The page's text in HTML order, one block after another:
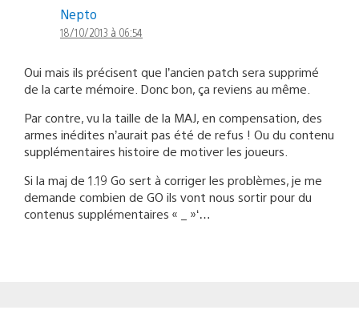
Nepto
18/10/2013 à 06:54
Oui mais ils précisent que l’ancien patch sera supprimé
de la carte mémoire. Donc bon, ça reviens au même.
Par contre, vu la taille de la MAJ, en compensation, des
armes inédites n’aurait pas été de refus ! Ou du contenu
supplémentaires histoire de motiver les joueurs.
Si la maj de 1.19 Go sert à corriger les problèmes, je me
demande combien de GO ils vont nous sortir pour du
contenus supplémentaires « _ »‘…